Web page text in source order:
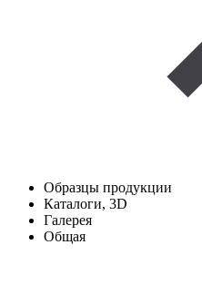
Образцы продукции
Каталоги, 3D
Галерея
Общая